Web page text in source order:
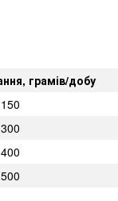
грамів/добу
150
300
400
500